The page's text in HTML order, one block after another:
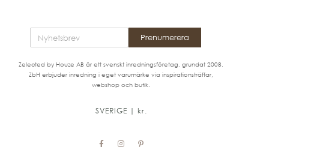
Prenumerera
Zelected by Houze AB är ett svenskt inredningsföretag, grundat 2008.
ZbH erbjuder inredning i eget varumärke via inspirationsträffar,
webshop och butik.
SVERIGE | kr.